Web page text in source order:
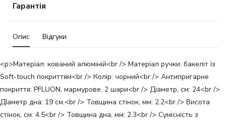
Гарантія
Опис Відгуки
<p>Матеріал: кований алюміній<br /> Матеріал ручки: бакеліт із
Soft-touch покриттям<br /> Колір: чорний<br /> Антипригарне
покриття: PFLUON, мармурове, 2 шари<br /> Діаметр, см: 24<br />
ДІаметр дна: 19 см.<br /> Товщина стінок, мм: 2.2<br /> Висота
стінок, см: 4.5<br /> Товщина дна, мм: 2.3<br /> Сумісність з